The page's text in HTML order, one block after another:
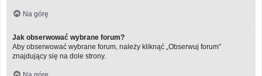
Na górę
Jak obserwować wybrane forum?
Aby obserwować wybrane forum, należy kliknąć „Obserwuj forum”
znajdujący się na dole strony.